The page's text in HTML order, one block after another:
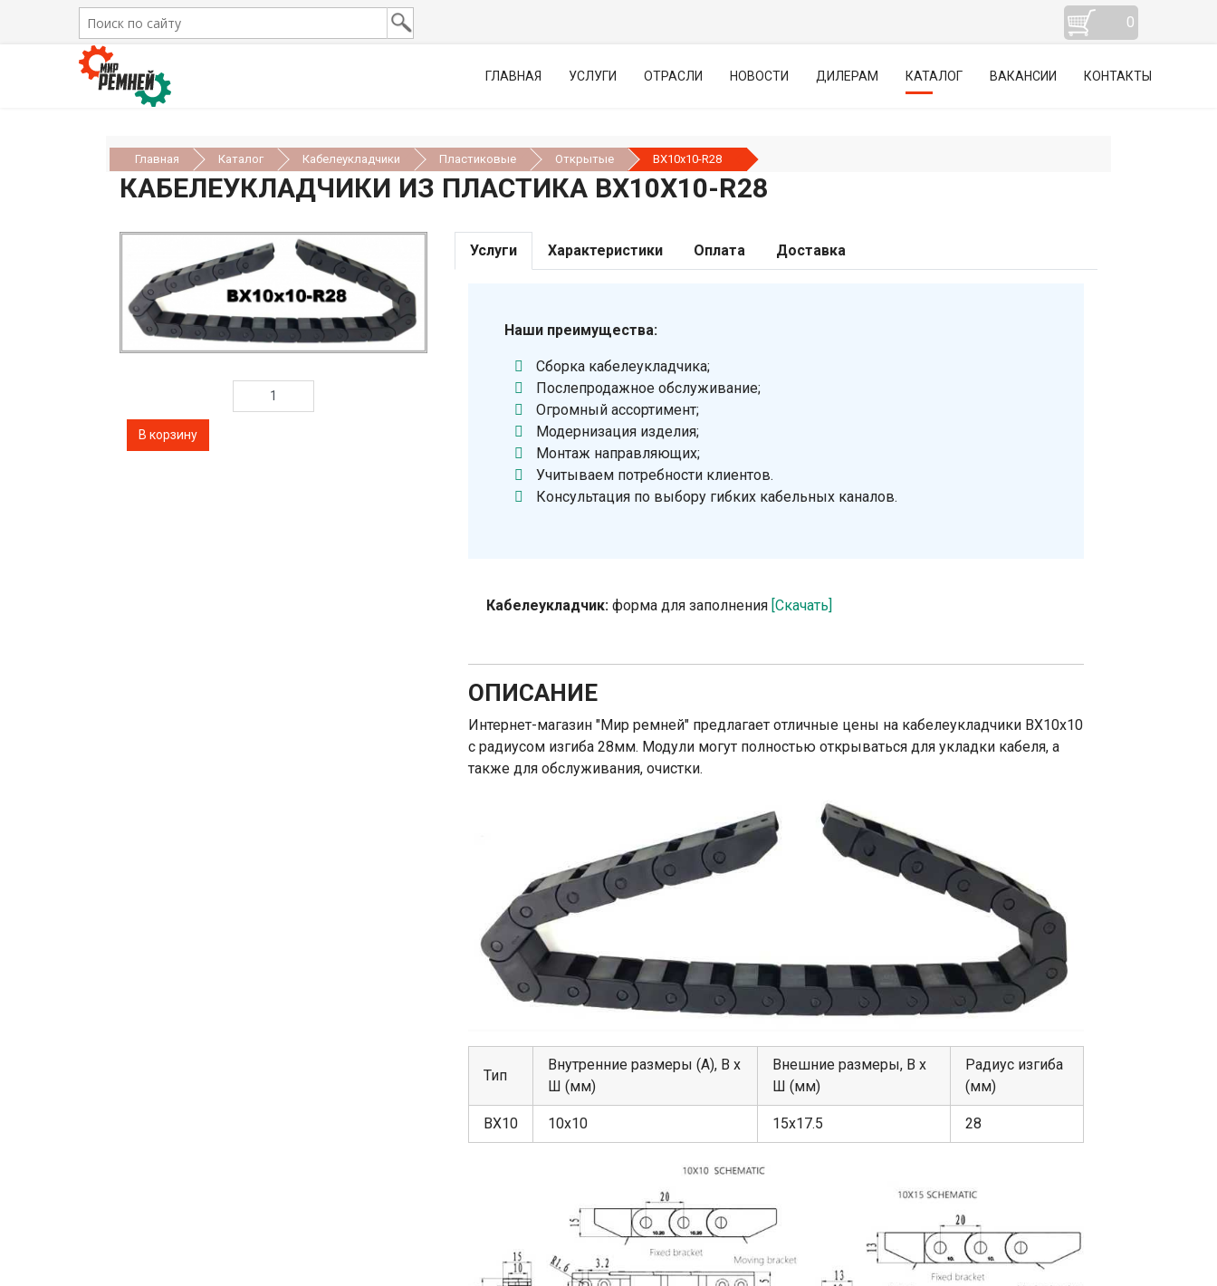
0
ГЛАВНАЯ УСЛУГИ ОТРАСЛИ НОВОСТИ ДИЛЕРАМ КАТАЛОГ ВАКАНСИИ КОНТАКТЫ
Главная Каталог Кабелеукладчики Пластиковые Открытые BX10x10-R28
КАБЕЛЕУКЛАДЧИКИ ИЗ ПЛАСТИКА BX10X10-R28
Услуги Характеристики Оплата Доставка
Наши преимущества:
Сборка кабелеукладчика;
Послепродажное обслуживание;
Огромный ассортимент;
Модернизация изделия;
Монтаж направляющих;
Учитываем потребности клиентов.
Консультация по выбору гибких кабельных каналов.
Кабелеукладчик: форма для заполнения [Скачать]
ОПИСАНИЕ
Интернет-магазин "Мир ремней" предлагает отличные цены на кабелеукладчики BX10x10
с радиусом изгиба 28мм. Модули могут полностью открываться для укладки кабеля, а
также для обслуживания, очистки.
Тип
Внутренние размеры (A), В х
Ш (мм)
Внешние размеры, В х
Ш (мм)
Радиус изгиба
(мм)
BX10 10х10 15х17.5 28